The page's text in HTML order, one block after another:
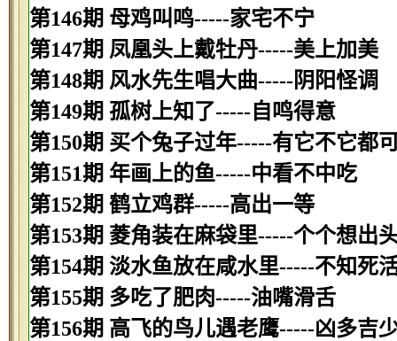
第146期 母鸡叫鸣-----家宅不宁
第147期 凤凰头上戴牡丹-----美上加美
第148期 风水先生唱大曲-----阴阳怪调
第149期 孤树上知了-----自鸣得意
第150期 买个兔子过年-----有它不它都
第151期 年画上的鱼-----中看不中吃
第152期 鹤立鸡群-----高出一等
第153期 菱角装在麻袋里-----个个想出
第154期 淡水鱼放在咸水里-----不知死
第155期 多吃了肥肉-----油嘴滑舌
第156期 高飞的鸟儿遇老鹰-----凶多吉